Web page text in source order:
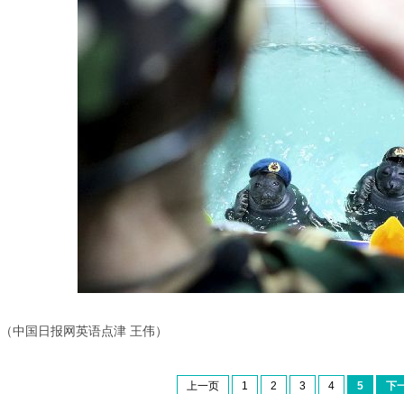
（中国日报网英语点津 王伟）
上一页 1 2 3 4 5 下